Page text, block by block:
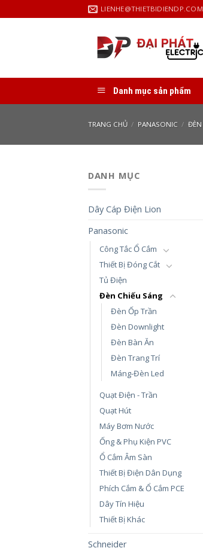
to
LIENHE@THIETBIDIENDP.COM
Danh mục sản phẩm
TRANG CHỦ / PANASONIC / ĐÈN
DANH MỤC
Dây Cáp Điện Lion
Panasonic
Công Tắc Ổ Cắm
Thiết Bị Đóng Cắt
Tủ Điện
Đèn Chiếu Sáng
Đèn Ốp Trần
Đèn Downlight
Đèn Bàn Ăn
Đèn Trang Trí
Máng-Đèn Led
Quạt Điện - Trần
Quạt Hút
Máy Bơm Nước
Ống & Phụ Kiện PVC
Ổ Cắm Âm Sàn
Thiết Bị Điện Dân Dụng
Phích Cắm & Ổ Cắm PCE
Dây Tín Hiệu
Thiết Bị Khác
Schneider